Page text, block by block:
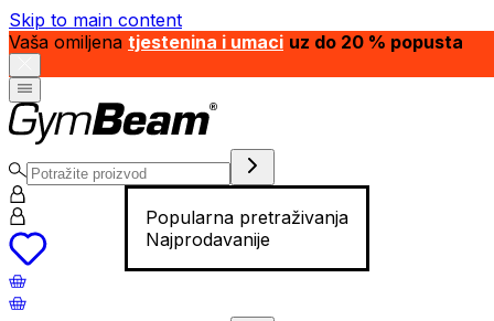
Skip to main content
Vaša omiljena tjestenina i umaci uz do 20 % popusta
Popularna pretraživanja
Najprodavanije